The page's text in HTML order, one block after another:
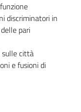
discriminatori in
pari
sulle città
e fusioni di